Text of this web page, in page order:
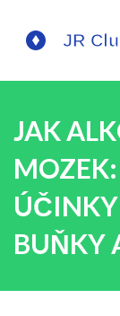
JAK
BUŇKY